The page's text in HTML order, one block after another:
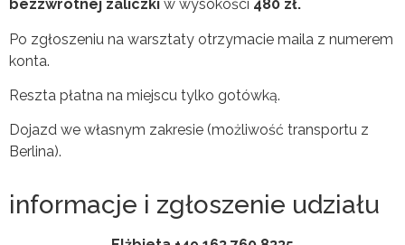
bezzwrotnej zaliczki w wysokości 480 zł.
Po zgłoszeniu na warsztaty otrzymacie maila z numerem
konta.
Reszta płatna na miejscu tylko gotówką.
Dojazd we własnym zakresie (możliwość transportu z
Berlina).
informacje i zgłoszenie udziału